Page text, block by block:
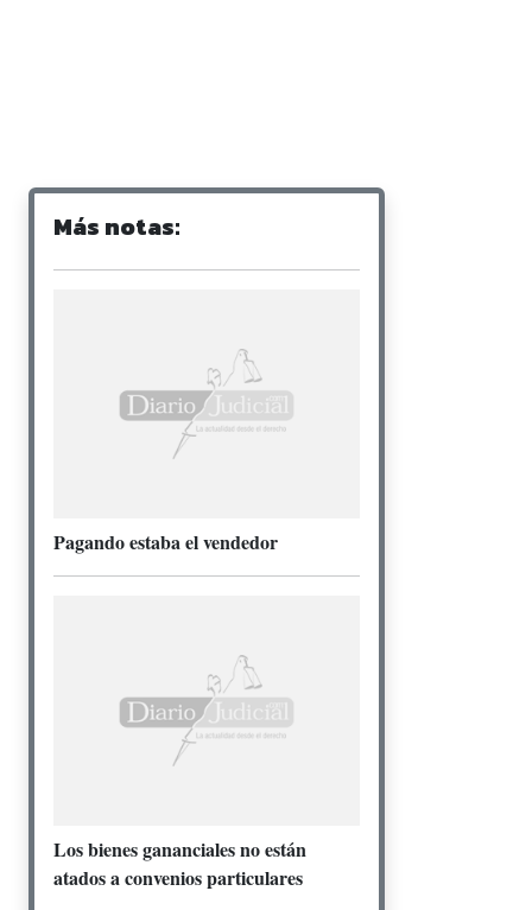
Más notas:
Pagando estaba el vendedor
Los bienes gananciales no están
atados a convenios particulares